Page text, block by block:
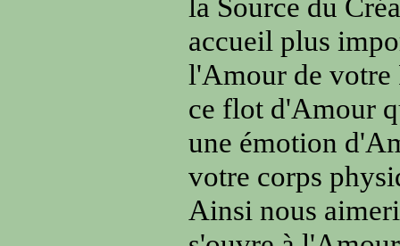
la Source du
accueil plus
l'Amour de votre
ce flot d'Amour
une émotion
votre corps
Ainsi nous